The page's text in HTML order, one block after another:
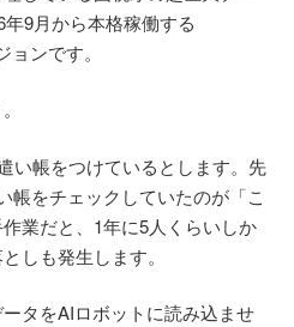
9月から本格稼働する
ョンです。
い帳をつけているとします。先
帳をチェックしていたのが「こ
業だと、1年に5人くらいしか
しも発生します。
タをAIロボットに読み込ませ